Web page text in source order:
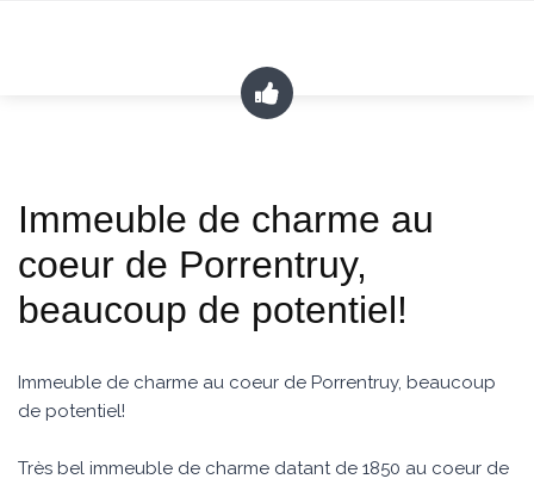
Immeuble de charme au
coeur de Porrentruy,
beaucoup de potentiel!
Immeuble de charme au coeur de Porrentruy, beaucoup
de potentiel!
Très bel immeuble de charme datant de 1850 au coeur de